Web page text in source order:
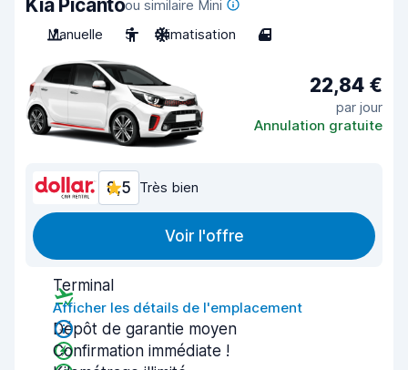
Kia Picantoou similaire Mini
Manuelle
5 Climatisation 4
22,84 €
par jour
Annulation gratuite
8,5 Très bien
Voir l'offre
Terminal
Afficher les détails de l'emplacement
Dépôt de garantie moyen
Confirmation immédiate !